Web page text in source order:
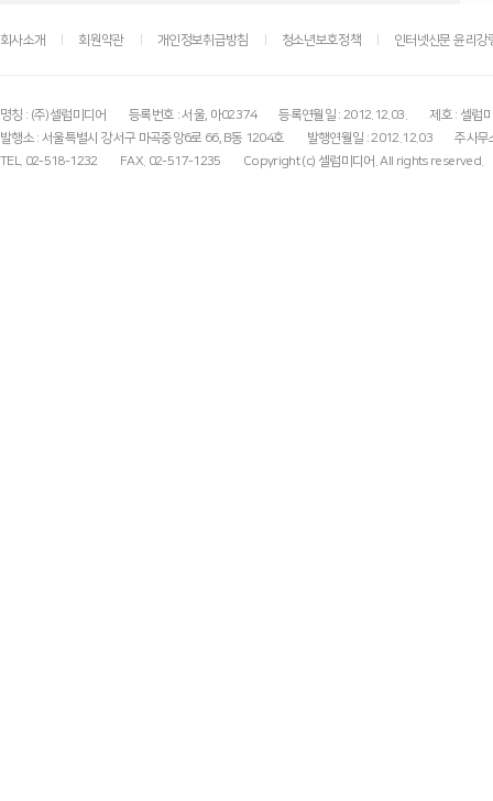
회사소개 회원약관 개인정보취급방침 청소년보호정책 인터넷신문 윤리강
명칭 : (주)셀럽미디어 등록번호 : 서울, 아02374 등록연월일 : 2012.12.03.
제호 : 셀럽
발행소 : 서울특별시 강서구 마곡중앙6로 66, B동 1204호
발행연월일 : 2012.12.03
주사무
TEL. 02-518-1232
FAX. 02-517-1235 Copyright (c) 셀럽미디어. All rights reserved.